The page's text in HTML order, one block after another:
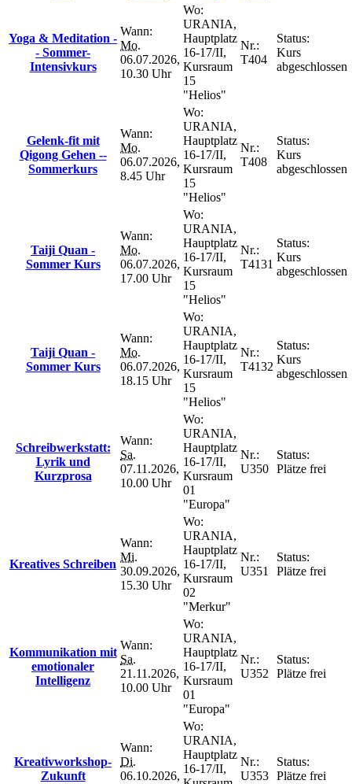
Yoga & Meditation -
- Sommer-
Intensivkurs
Wann:
Mo.
06.07.2026,
10.30 Uhr
Wo:
URANIA,
Hauptplatz
16-17/II,
Kursraum
15
"Helios"
Nr.:
T404
Status:
Kurs
abgeschlossen
Gelenk-fit mit
Qigong Gehen --
Sommerkurs
Wann:
Mo.
06.07.2026,
8.45 Uhr
Wo:
URANIA,
Hauptplatz
16-17/II,
Kursraum
15
"Helios"
Nr.:
T408
Status:
Kurs
abgeschlossen
Taiji Quan -
Sommer Kurs
Wann:
Mo.
06.07.2026,
17.00 Uhr
Wo:
URANIA,
Hauptplatz
16-17/II,
Kursraum
15
"Helios"
Nr.:
T4131
Status:
Kurs
abgeschlossen
Taiji Quan -
Sommer Kurs
Wann:
Mo.
06.07.2026,
18.15 Uhr
Wo:
URANIA,
Hauptplatz
16-17/II,
Kursraum
15
"Helios"
Nr.:
T4132
Status:
Kurs
abgeschlossen
Schreibwerkstatt:
Lyrik und
Kurzprosa
Wann:
Sa.
07.11.2026,
10.00 Uhr
Wo:
URANIA,
Hauptplatz
16-17/II,
Kursraum
01
"Europa"
Nr.:
U350
Status:
Plätze frei
Kreatives Schreiben
Wann:
Mi.
30.09.2026,
15.30 Uhr
Wo:
URANIA,
Hauptplatz
16-17/II,
Kursraum
02
"Merkur"
Nr.:
U351
Status:
Plätze frei
Kommunikation mit
emotionaler
Intelligenz
Wann:
Sa.
21.11.2026,
10.00 Uhr
Wo:
URANIA,
Hauptplatz
16-17/II,
Kursraum
01
"Europa"
Nr.:
U352
Status:
Plätze frei
Kreativworkshop-
Zukunft
Wann:
Di.
06.10.2026,
Wo:
URANIA,
Hauptplatz
16-17/II,
Nr.:
U353
Status:
Plätze frei